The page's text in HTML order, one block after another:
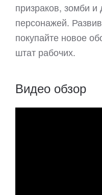
призраков, зомби
персонажей.
покупайте новое
штат рабочих.
Видео обзор